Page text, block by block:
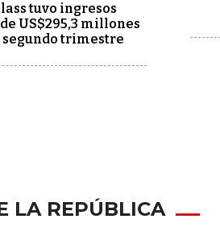
tuvo ingresos
US$295,3 millones
segundo trimestre
LA REPÚBLICA